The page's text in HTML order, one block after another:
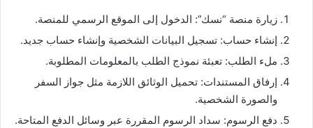
زيارة منصة “نسك”: الدخول إلى الموقع الرسمي للمنصة.
إنشاء حساب: تسجيل البيانات الشخصية وإنشاء حساب جديد.
ملء الطلب: تعبئة نموذج الطلب بالمعلومات المطلوبة.
إرفاق المستندات: تحميل الوثائق اللازمة مثل جواز السفر
والصورة الشخصية.
دفع الرسوم: سداد الرسوم المقررة عبر وسائل الدفع المتاحة.